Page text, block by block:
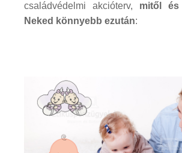
családvédelmi akcióterv, mitől
Neked könnyebb ezután: